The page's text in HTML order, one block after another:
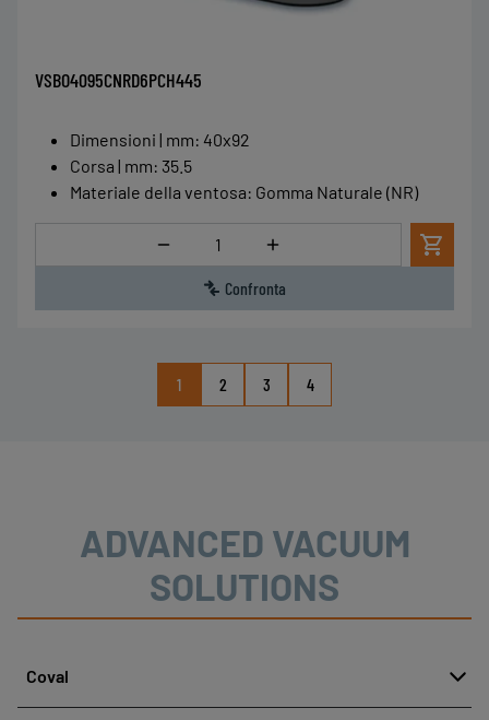
VSBO4095CNRD6PCH445
Dimensioni | mm: 40x92
Corsa | mm: 35.5
Materiale della ventosa: Gomma Naturale (NR)
Quantità
Confronta
1 2 3 4
ADVANCED VACUUM
SOLUTIONS
Coval